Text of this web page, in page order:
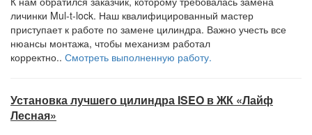
личинки Mul-t-lock. Наш квалифицированный мастер
приступает к работе по замене цилиндра. Важно учесть все
нюансы монтажа, чтобы механизм работал
корректно.. Смотреть выполненную работу.
Установка лучшего цилиндра ISEO в ЖК «Лайф
Лесная»